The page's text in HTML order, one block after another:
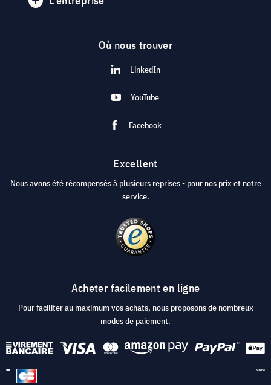
Où nous trouver
LinkedIn
YouTube
Facebook
Excellent
Nous avons été récompensés à plusieurs reprises - pour nos prix et notre
service.
Acheter facilement en ligne
Pour faciliter au maximum vos achats, nous proposons de nombreux
modes de paiement.